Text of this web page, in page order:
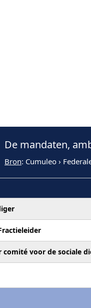
De mandaten,
Bron: Cumuleo ›
comité voor de sociale